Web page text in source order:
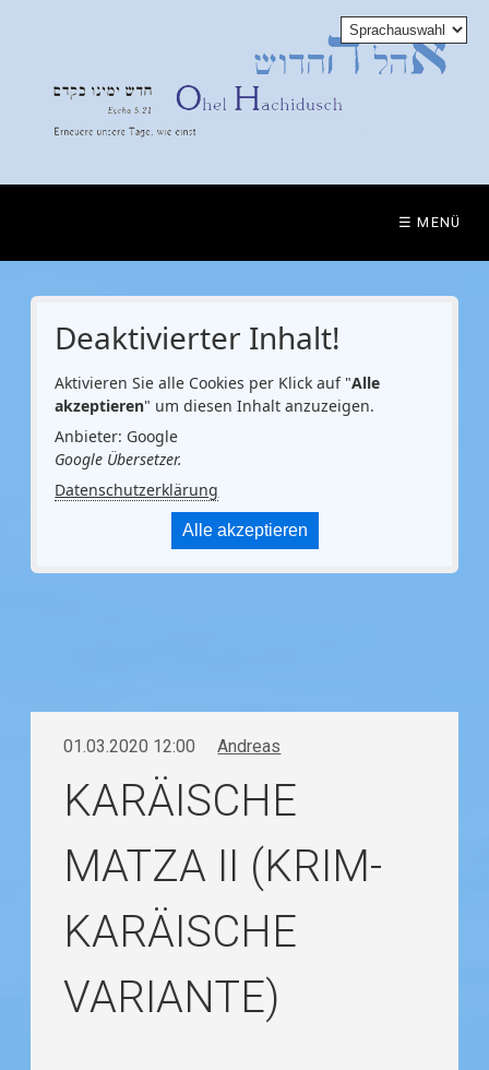
☰ MENÜ
Deaktivierter Inhalt!
Aktivieren Sie alle Cookies per Klick auf "Alle
akzeptieren" um diesen Inhalt anzuzeigen.
Anbieter: Google
Google Übersetzer.
Datenschutzerklärung
Alle akzeptieren
01.03.2020 12:00 Andreas
KARÄISCHE
MATZA II (KRIM-
KARÄISCHE
VARIANTE)